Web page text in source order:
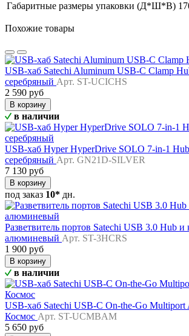
Габаритные размеры упаковки (Д*Ш*В)
Похожие товары
USB-хаб Satechi Aluminum USB-C Clamp
серебряный Арт. ST-UCICHS
2 590 руб
В корзину
в наличии
USB-хаб Hyper HyperDrive SOLO 7-in-1
серебряный Арт. GN21D-SILVER
7 130 руб
В корзину
под заказ 10* дн.
Разветвитель портов Satechi USB 3.0 Hub и
алюминевый Арт. ST-3HCRS
1 900 руб
В корзину
в наличии
USB-хаб Satechi USB-C On-the-Go Multiport
Космос Арт. ST-UCMBAM
5 650 руб